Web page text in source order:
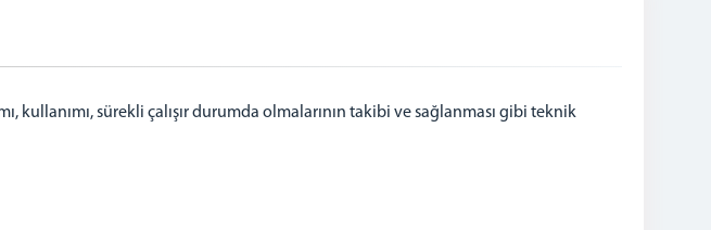
kullanımı, sürekli çalışır durumda olmalarının takibi ve sağlanması gibi teknik